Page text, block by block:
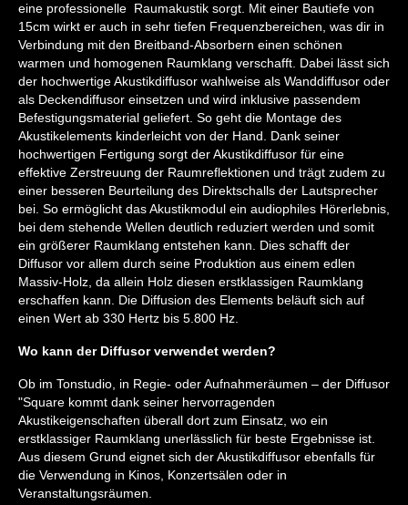
eine professionelle Raumakustik sorgt. Mit einer Bautiefe von
15cm wirkt er auch in sehr tiefen Frequenzbereichen, was dir in
Verbindung mit den Breitband-Absorbern einen schönen
warmen und homogenen Raumklang verschafft. Dabei lässt sich
der hochwertige Akustikdiffusor wahlweise als Wanddiffusor oder
als Deckendiffusor einsetzen und wird inklusive passendem
Befestigungsmaterial geliefert. So geht die Montage des
Akustikelements kinderleicht von der Hand. Dank seiner
hochwertigen Fertigung sorgt der Akustikdiffusor für eine
effektive Zerstreuung der Raumreflektionen und trägt zudem zu
einer besseren Beurteilung des Direktschalls der Lautsprecher
bei. So ermöglicht das Akustikmodul ein audiophiles Hörerlebnis,
bei dem stehende Wellen deutlich reduziert werden und somit
ein größerer Raumklang entstehen kann. Dies schafft der
Diffusor vor allem durch seine Produktion aus einem edlen
Massiv-Holz, da allein Holz diesen erstklassigen Raumklang
erschaffen kann. Die Diffusion des Elements beläuft sich auf
einen Wert ab 330 Hertz bis 5.800 Hz.
Wo kann der Diffusor verwendet werden?
Ob im Tonstudio, in Regie- oder Aufnahmeräumen – der Diffusor
"Square kommt dank seiner hervorragenden
Akustikeigenschaften überall dort zum Einsatz, wo ein
erstklassiger Raumklang unerlässlich für beste Ergebnisse ist.
Aus diesem Grund eignet sich der Akustikdiffusor ebenfalls für
die Verwendung in Kinos, Konzertsälen oder in
Veranstaltungsräumen.